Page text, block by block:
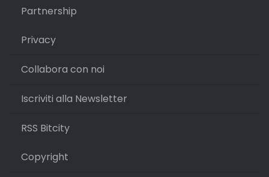
Partnership
Privacy
Collabora con noi
Iscriviti alla Newsletter
RSS Bitcity
Copyright